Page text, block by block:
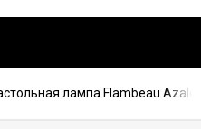
лампа Flambeau